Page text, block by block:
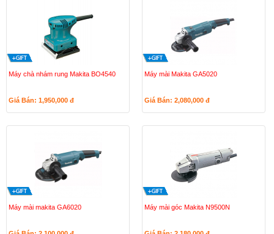
Máy chà nhám rung Makita BO4540
Giá Bán: 1,950,000 đ
Máy mài Makita GA5020
Giá Bán: 2,080,000 đ
Máy mài makita GA6020 Máy mài góc Makita N9500N